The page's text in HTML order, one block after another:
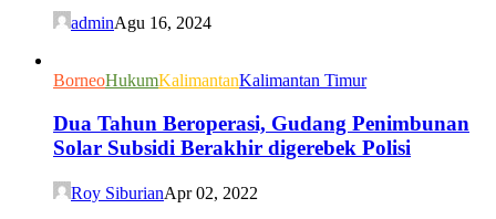
adminAgu 16, 2024
BorneoHukumKalimantanKalimantan Timur
Dua Tahun Beroperasi, Gudang Penimbunan
Solar Subsidi Berakhir digerebek Polisi
Roy SiburianApr 02, 2022